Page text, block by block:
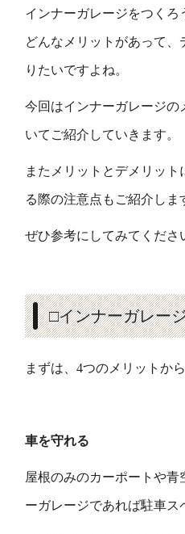
インナーガレージをつくろ
どんなメリットがあって
りたいですよね。
今回はインナーガレージの
いてご紹介していきます。
またメリットとデメリット
る際の注意点もご紹介しま
ぜひ参考にしてみてくださ
□インナーガレー
まずは、4つのメリットか
車を守れる
屋根のみのカーポートや
ーガレージであれば駐車ス